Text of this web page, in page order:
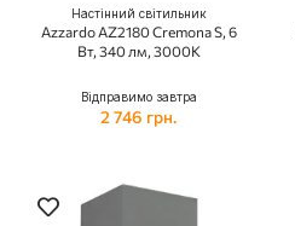
Настінний світильник
Azzardo AZ2180 Cremona S, 6
Вт, 340 лм, 3000K
Відправимо завтра
2 746 грн.